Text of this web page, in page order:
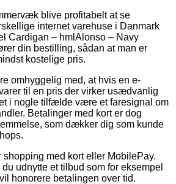
blive profitabelt at se
internet varehuse i Danmark
Cardigan – hmlAlonso – Navy
din bestilling, sådan at man er
kostelige pris.
omhyggelig med, at hvis en e-
til en pris der virker usædvanlig
i nogle tilfælde være et faresignal om
Betalinger med kort er dog
som dækker dig som kunde
shopping med kort eller MobilePay.
udnytte et tilbud som for eksempel
honorere betalingen over tid.